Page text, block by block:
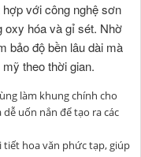
với công nghệ sơn
oxy hóa và gỉ sét. Nhờ
bảo độ bền lâu dài mà
theo thời gian.
làm khung chính cho
uốn nắn để tạo ra các
tiết hoa văn phức tạp, giúp